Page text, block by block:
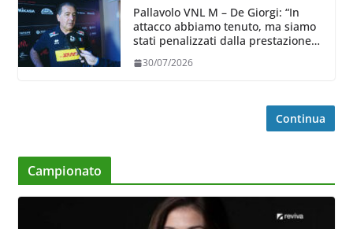
Pallavolo VNL M – De Giorgi: “In
attacco abbiamo tenuto, ma siamo
stati penalizzati dalla prestazione
30/07/2026
Continua
Campionato